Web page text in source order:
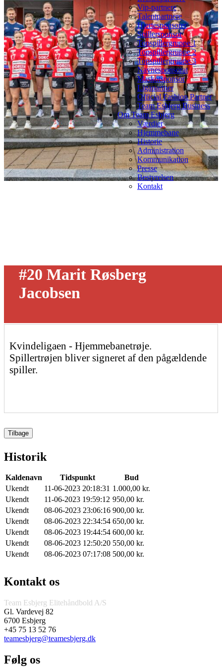
Vip-partnere
Talentpartnere
Hjertesponsorer
Spillersponsor
Topspillergruppe 1
Topspillergruppe 2
Topspillergruppe 3
Navnesponsorat
Maskotsponsor
Ligapartner
Official Fashion Partner
Team Esbjerg Business
Om Team Esbjerg
Værdier
Hjemmebane
Historie
Administration
Kommunikation
Presse
Bestyrelsen
Kontakt
#20 Marit Røsberg
Jacobsen
Kvindeligaen - Hjemmebanetrøje.
Spillertrøjen bliver signeret af den pågældende
spiller.
Tilbage
Historik
Kaldenavn Tidspunkt
Bud
Ukendt
11-06-2023 20:18:31 1.000,00 kr.
Ukendt
11-06-2023 19:59:12 950,00 kr.
Ukendt
08-06-2023 23:06:16 900,00 kr.
Ukendt
08-06-2023 22:34:54 650,00 kr.
Ukendt
08-06-2023 19:44:54 600,00 kr.
Ukendt
08-06-2023 12:50:20 550,00 kr.
Ukendt
08-06-2023 07:17:08 500,00 kr.
Kontakt os
Team Esbjerg Elitehåndbold A/S
Gl. Vardevej 82
6700 Esbjerg
+45 75 13 52 76
teamesbjerg@teamesbjerg.dk
Følg os